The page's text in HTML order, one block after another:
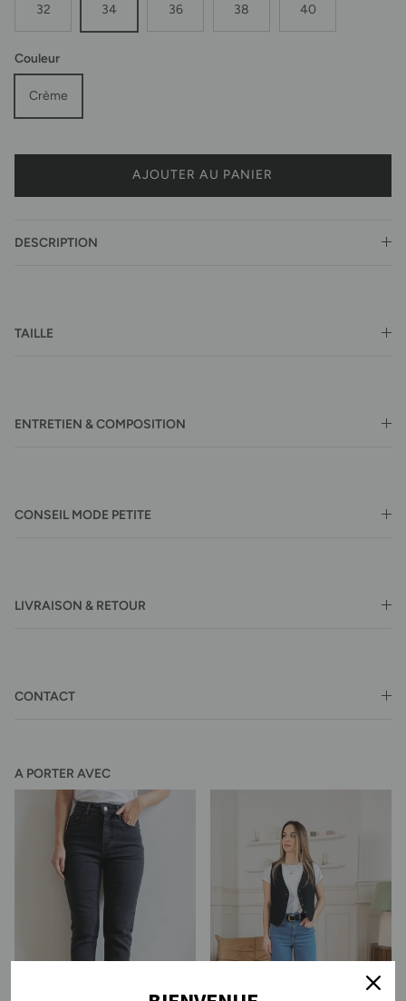
32 34 36 38 40
Couleur
Crème
AJOUTER AU PANIER
DESCRIPTION
TAILLE
ENTRETIEN & COMPOSITION
CONSEIL MODE PETITE
LIVRAISON & RETOUR
CONTACT
A PORTER AVEC